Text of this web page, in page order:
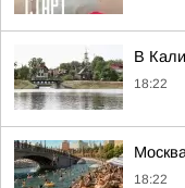
В
18:22
18:22